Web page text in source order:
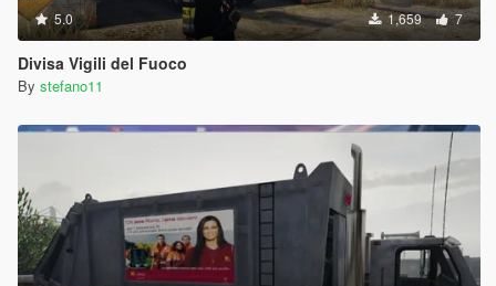
5.0 1,659 7
Divisa Vigili del Fuoco
By stefano11